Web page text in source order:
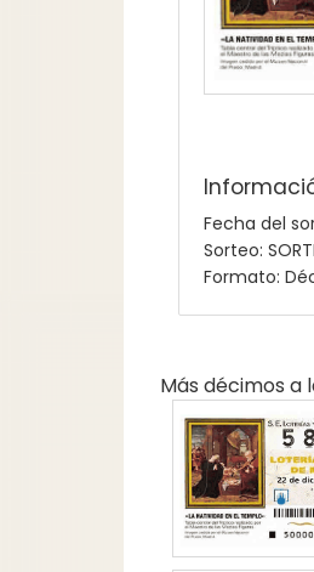
Fecha del
Sorteo:
Formato:
Más décimos a